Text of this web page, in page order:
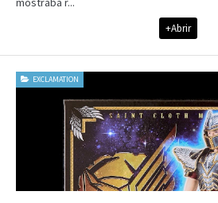
+Abrir
EXCLAMATION